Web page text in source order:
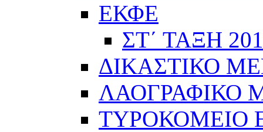
ΕΚΦΕ
ΣΤ΄ ΤΑΞΗ
ΔΙΚΑΣΤΙΚΟ
ΛΑΟΓΡΑΦΙΚΟ
ΤΥΡΟΚΟΜΕΙΟ